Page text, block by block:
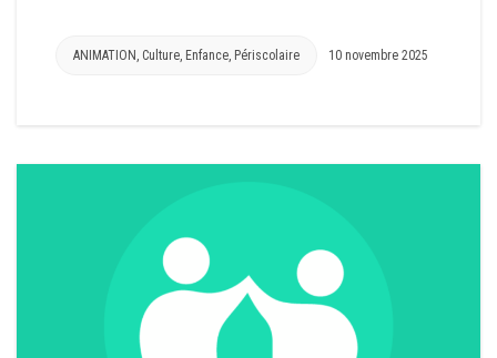
ANIMATION , Culture, Enfance, Périscolaire 10 novembre 2025